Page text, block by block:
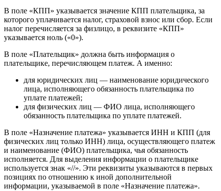
В поле «КПП» указывается значение КПП плательщика, за
которого уплачивается налог, страховой взнос или сбор. Если
налог перечисляется за физлицо, в реквизите «КПП»
указывается ноль («0»).
В поле «Плательщик» должна быть информация о
плательщике, перечисляющем платеж. А именно:
для юридических лиц — наименование юридического
лица, исполняющего обязанность плательщика по
уплате платежей;
для физических лиц — ФИО лица, исполняющего
обязанность плательщика по уплате платежей.
В поле «Назначение платежа» указывается ИНН и КПП (для
физических лиц только ИНН) лица, осуществляющего платеж
и наименование (ФИО) плательщика, чья обязанность
исполняется. Для выделения информации о плательщике
используется знак «//». Эти реквизиты указываются в первых
позициях по отношению к иной дополнительной
информации, указываемой в поле «Назначение платежа».